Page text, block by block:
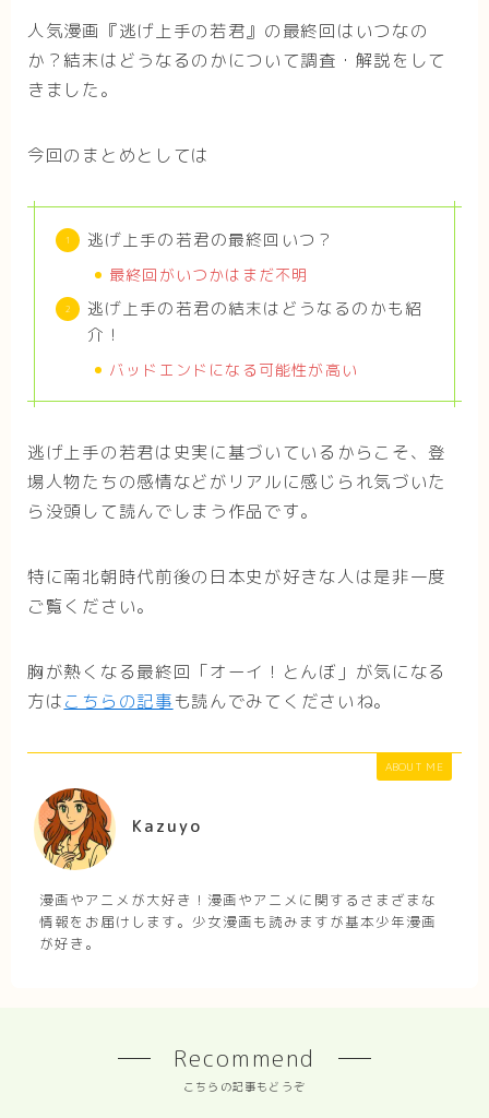
人気漫画『逃げ上手の若君』の最終回はいつなの
か？結末はどうなるのかについて調査・解説をして
きました。
今回のまとめとしては
逃げ上手の若君の最終回いつ？
最終回がいつかはまだ不明
逃げ上手の若君の結末はどうなるのかも紹
介！
バッドエンドになる可能性が高い
逃げ上手の若君は史実に基づいているからこそ、登
場人物たちの感情などがリアルに感じられ気づいた
ら没頭して読んでしまう作品です。
特に南北朝時代前後の日本史が好きな人は是非一度
ご覧ください。
胸が熱くなる最終回「オーイ！とんぼ」が気になる
方はこちらの記事も読んでみてくださいね。
ABOUT ME
Kazuyo
漫画やアニメが大好き！漫画やアニメに関するさまざまな
情報をお届けします。少女漫画も読みますが基本少年漫画
が好き。
Recommend
こちらの記事もどうぞ